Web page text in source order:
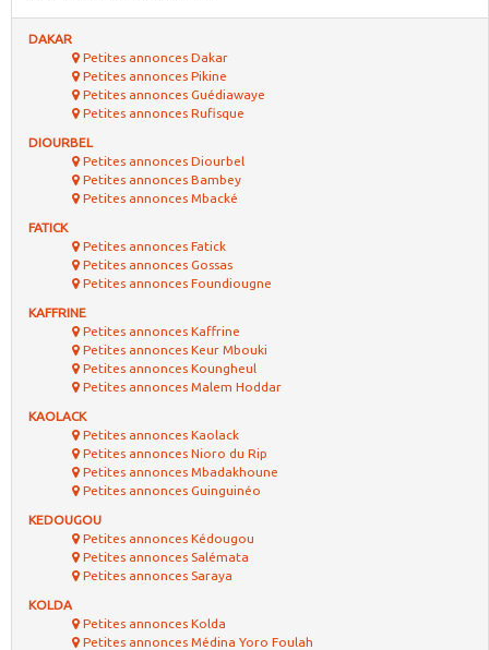
DAKAR
Petites annonces Dakar
Petites annonces Pikine
Petites annonces Guédiawaye
Petites annonces Rufisque
DIOURBEL
Petites annonces Diourbel
Petites annonces Bambey
Petites annonces Mbacké
FATICK
Petites annonces Fatick
Petites annonces Gossas
Petites annonces Foundiougne
KAFFRINE
Petites annonces Kaffrine
Petites annonces Keur Mbouki
Petites annonces Koungheul
Petites annonces Malem Hoddar
KAOLACK
Petites annonces Kaolack
Petites annonces Nioro du Rip
Petites annonces Mbadakhoune
Petites annonces Guinguinéo
KEDOUGOU
Petites annonces Kédougou
Petites annonces Salémata
Petites annonces Saraya
KOLDA
Petites annonces Kolda
Petites annonces Médina Yoro Foulah